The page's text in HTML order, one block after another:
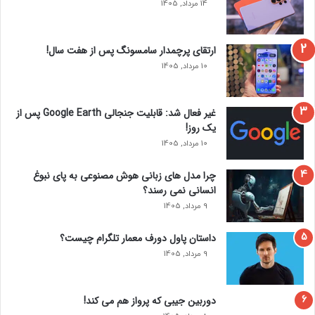
شخصی گرفته تا حرفه‌ ای و بحث‌ برانگیز تا سبک دل انگیز است.
این پلتفرم به دلیل فراهم کردن فضایی شناخته شده است که در
آن افراد مشهور و چهره های عمومی می توانند به طور آشکار در
مورد زندگی خود صحبت کنند و افکار خود را در مورد موضوعات
مختلف به اشتراک بگذارند. و پیکه می تواند به پیچیدگی های
رابطه گذشته خود با شکیرا بپردازد.
دیدگاه مورد انتظار جرارد پیکه
د
14 مرداد, 1405
ارتقای پرچمدار سامسونگ پس از هفت سال!
10 مرداد, 1405
غیر فعال شد: قابلیت جنجالی Google Earth پس از
یک روز!
10 مرداد, 1405
چرا مدل‌ های زبانی هوش مصنوعی به پای نبوغ
انسانی نمی‌ رسند؟
9 مرداد, 1405
داستان پاول دورف معمار تلگرام چیست؟
9 مرداد, 1405
دوربین جیبی که پرواز هم می‌ کند!